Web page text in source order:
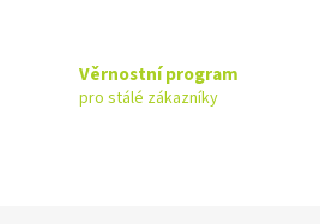
Věrnostní program
pro stálé zákazníky